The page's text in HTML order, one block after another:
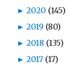
► 2020 (145)
► 2019 (80)
► 2018 (135)
► 2017 (17)